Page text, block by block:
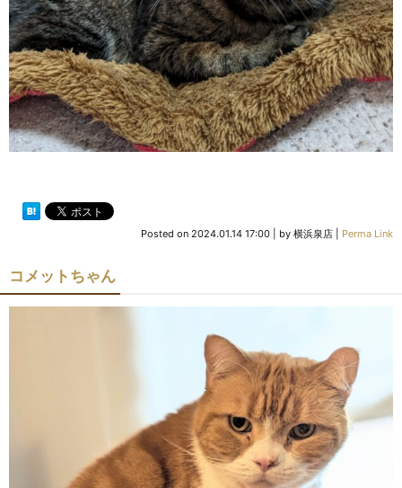
Posted on 2024.01.14 17:00 by 横浜泉店 Perma Link
コメットちゃん